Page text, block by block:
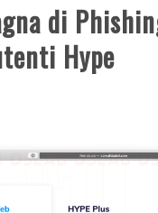
di
Hype